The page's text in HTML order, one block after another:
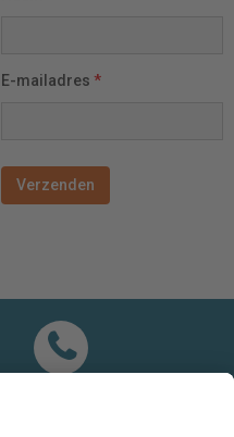
E-mailadres *